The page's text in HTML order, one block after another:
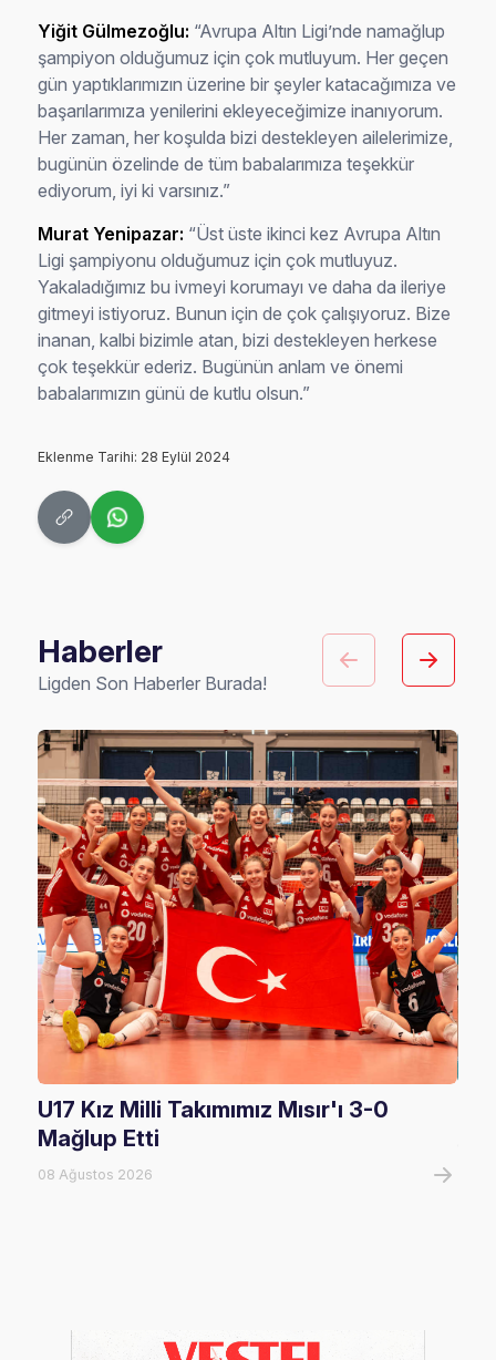
Yiğit Gülmezoğlu: “Avrupa Altın Ligi’nde namağlup
şampiyon olduğumuz için çok mutluyum. Her geçen
gün yaptıklarımızın üzerine bir şeyler katacağımıza ve
başarılarımıza yenilerini ekleyeceğimize inanıyorum.
Her zaman, her koşulda bizi destekleyen ailelerimize,
bugünün özelinde de tüm babalarımıza teşekkür
ediyorum, iyi ki varsınız.”
Murat Yenipazar: “Üst üste ikinci kez Avrupa Altın
Ligi şampiyonu olduğumuz için çok mutluyuz.
Yakaladığımız bu ivmeyi korumayı ve daha da ileriye
gitmeyi istiyoruz. Bunun için de çok çalışıyoruz. Bize
inanan, kalbi bizimle atan, bizi destekleyen herkese
çok teşekkür ederiz. Bugünün anlam ve önemi
babalarımızın günü de kutlu olsun.”
Eklenme Tarihi: 28 Eylül 2024
Haberler
Ligden Son Haberler Burada!
U17 Kız Milli Takımımız Mısır'ı 3-0
Mağlup Etti
08 Ağustos 2026